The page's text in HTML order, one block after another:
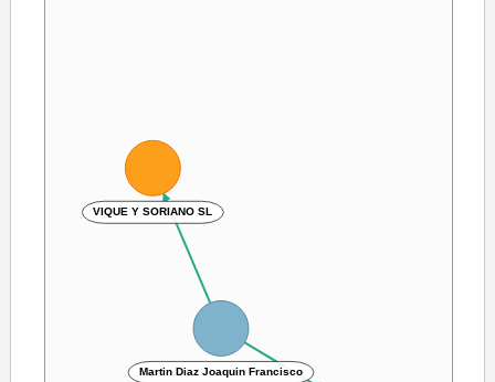
Martin Diaz Joaquin Francisco
VIQUE Y SORIANO SL